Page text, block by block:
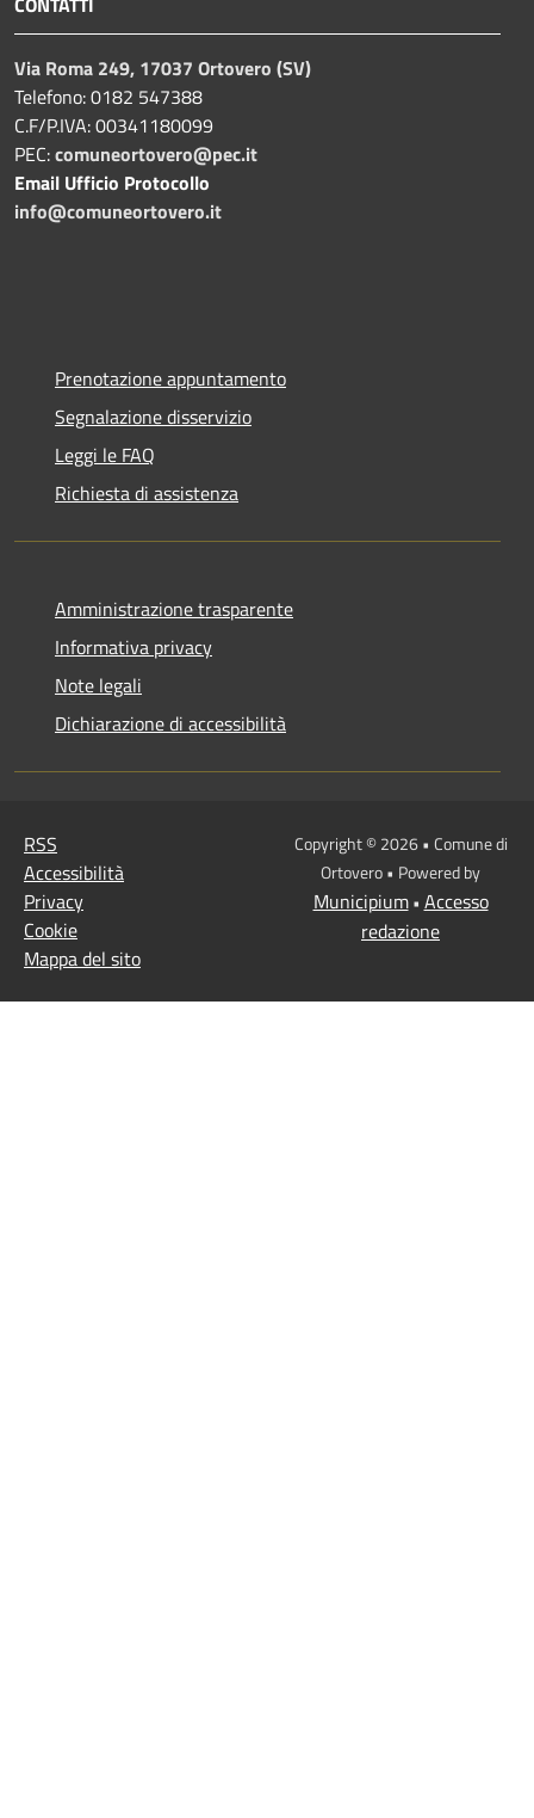
Via Roma 249, 17037 Ortovero (SV)
Telefono: 0182 547388
C.F/P.IVA: 00341180099
PEC:comuneortovero@pec.it
Email Ufficio Protocollo
info@comuneortovero.it
Prenotazione appuntamento
Segnalazione disservizio
Leggi le FAQ
Richiesta di assistenza
Amministrazione trasparente
Informativa privacy
Note legali
Dichiarazione di accessibilità
RSS
Accessibilità
Privacy
Cookie
Mappa del sito
Copyright © 2026 • Comune di
Ortovero • Powered by
Municipium• Accesso
redazione